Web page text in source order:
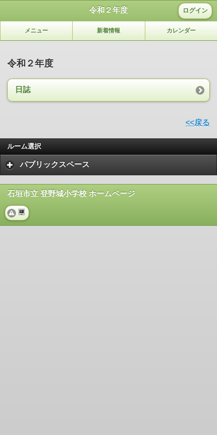
令和２年度 ログイン
メニュー 新着情報 カレンダー
令和２年度
日誌
<<戻る
ルーム選択
パブリックスペース
石垣市立 登野城小学校 ホームページ